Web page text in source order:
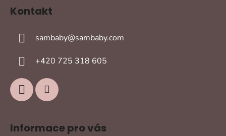
Kontakt
sambaby@sambaby.com
+420 725 318 605
Informace pro vás